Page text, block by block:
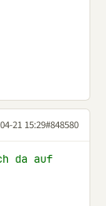
21 15:29#848580
da auf